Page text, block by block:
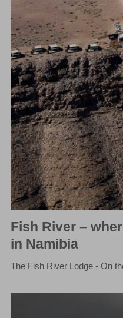
Fish River –
in Namibia
The Fish River Lodge - On